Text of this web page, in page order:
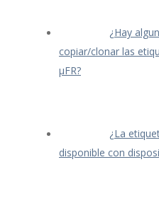
¿Hay
copiar/clonar las
μFR?
¿La
disponible con